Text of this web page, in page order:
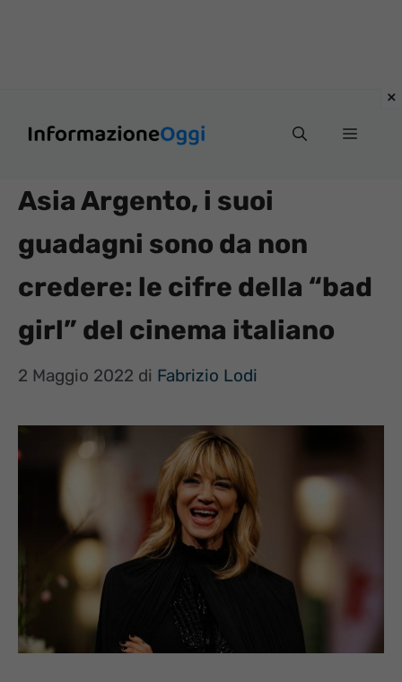
Menu
Asia Argento, i suoi
guadagni sono da non
credere: le cifre della “bad
girl” del cinema italiano
2 Maggio 2022 di Fabrizio Lodi